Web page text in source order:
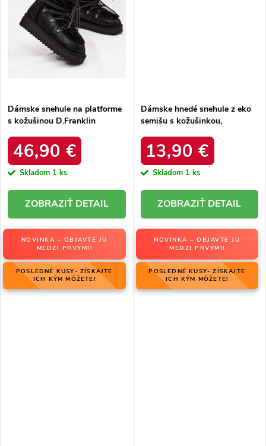
Dámske snehule na platforme
s kožušinou D.Franklin
46,90 €
Skladom 1 ks
DETAIL
Dámske hnedé snehule z eko
semišu s kožušinkou,
LEOPARD
13,90 €
Skladom 1 ks
DETAIL
NOVINKA – OBJAVTE JU
MEDZI PRVÝMI!
POSLEDNÉ KUSY- ZÍSKAJTE
ICH KÝM MÔŽETE!
NOVINKA – OBJAVTE JU
MEDZI PRVÝMI!
POSLEDNÉ KUSY- ZÍSKAJTE
ICH KÝM MÔŽETE!